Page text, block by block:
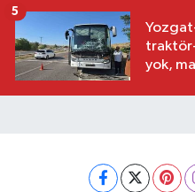
traktör-
yok,
5